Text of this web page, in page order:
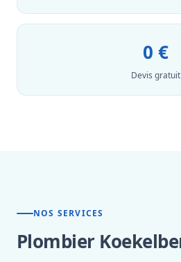
0 €
Devis gratuit
NOS SERVICES
Plombier